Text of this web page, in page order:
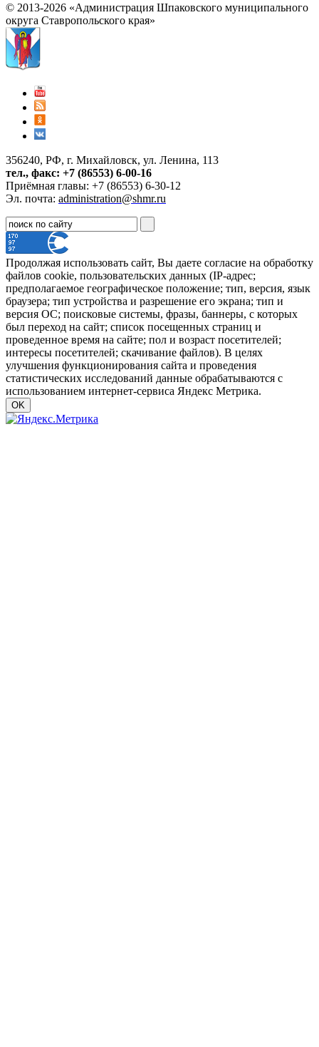
© 2013-2026 «Администрация Шпаковского муниципального
округа Ставропольского края»
356240, РФ, г. Михайловск, ул. Ленина, 113
тел., факс: +7 (86553) 6-00-16
Приёмная главы: +7 (86553) 6-30-12
Эл. почта: administration@shmr.ru
Продолжая использовать сайт, Вы даете согласие на обработку
файлов cookie, пользовательских данных (IP-адрес;
предполагаемое географическое положение; тип, версия, язык
браузера; тип устройства и разрешение его экрана; тип и
версия ОС; поисковые системы, фразы, баннеры, с которых
был переход на сайт; список посещенных страниц и
проведенное время на сайте; пол и возраст посетителей;
интересы посетителей; скачивание файлов). В целях
улучшения функционирования сайта и проведения
статистических исследований данные обрабатываются с
использованием интернет-сервиса Яндекс Метрика.
OK